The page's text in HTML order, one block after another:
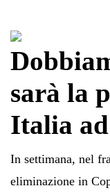
sarà la
Italia
In settimana, nel
eliminazione in